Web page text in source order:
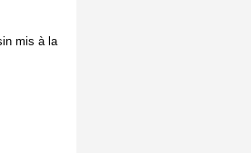
mis à la